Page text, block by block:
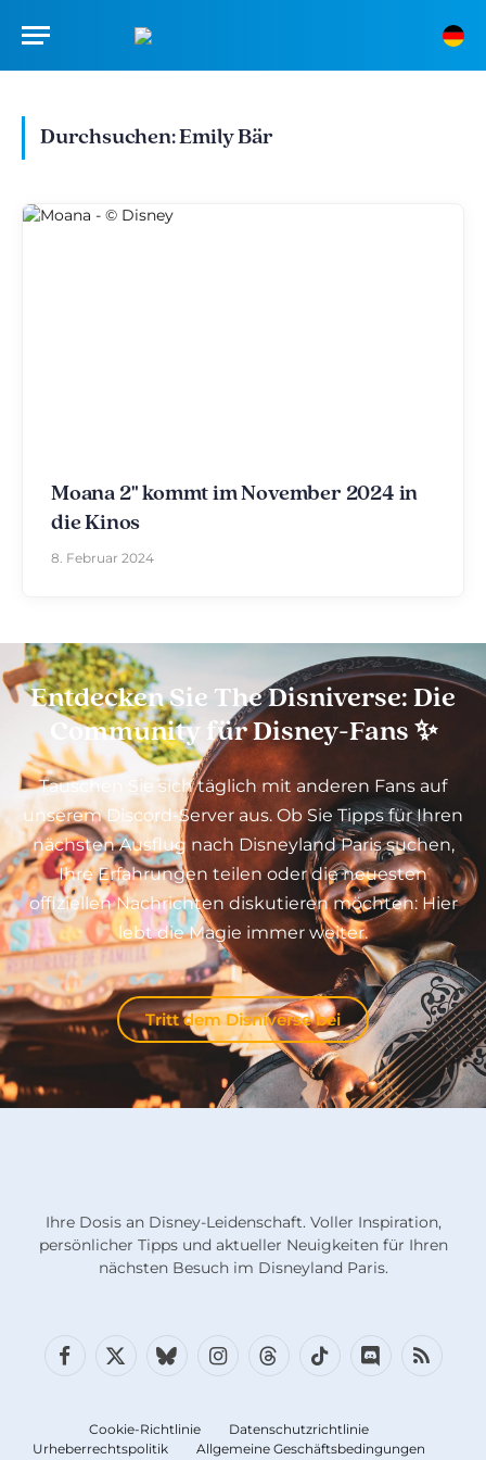
Durchsuchen:Emily Bär
Moana 2" kommt im November 2024 in
die Kinos
8. Februar 2024
Entdecken Sie The Disniverse: Die
Community für Disney-Fans ✨
Tauschen Sie sich täglich mit anderen Fans auf
unserem Discord-Server aus. Ob Sie Tipps für Ihren
nächsten Ausflug nach Disneyland Paris suchen,
Ihre Erfahrungen teilen oder die neuesten
offiziellen Nachrichten diskutieren möchten: Hier
lebt die Magie immer weiter.
Tritt dem Disniverse bei
Ihre Dosis an Disney-Leidenschaft. Voller Inspiration,
persönlicher Tipps und aktueller Neuigkeiten für Ihren
nächsten Besuch im Disneyland Paris.
Facebook
X
BlueskyInstagramFäden TikTokDiskordRSS
Cookie-Richtlinie
Datenschutzrichtlinie
Urheberrechtspolitik
Allgemeine Geschäftsbedingungen